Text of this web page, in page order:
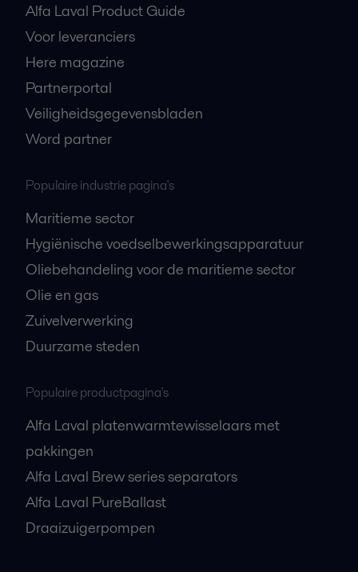
Alfa Laval Product Guide
Voor leveranciers
Here magazine
Partnerportal
Veiligheidsgegevensbladen
Word partner
Populaire industrie pagina's
Maritieme sector
Hygiënische voedselbewerkingsapparatuur
Oliebehandeling voor de maritieme sector
Olie en gas
Zuivelverwerking
Duurzame steden
Populaire productpagina's
Alfa Laval platenwarmtewisselaars met
pakkingen
Alfa Laval Brew series separators
Alfa Laval PureBallast
Draaizuigerpompen